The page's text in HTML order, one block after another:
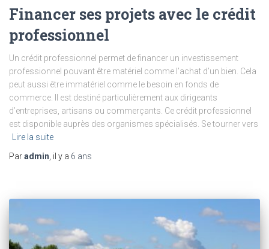
Financer ses projets avec le crédit
professionnel
Un crédit professionnel permet de financer un investissement
professionnel pouvant être matériel comme l’achat d’un bien. Cela
peut aussi être immatériel comme le besoin en fonds de
commerce. Il est destiné particulièrement aux dirigeants
d’entreprises, artisans ou commerçants. Ce crédit professionnel
est disponible auprès des organismes spécialisés. Se tourner vers
Lire la suite
Paradmin , il y a 6 ans